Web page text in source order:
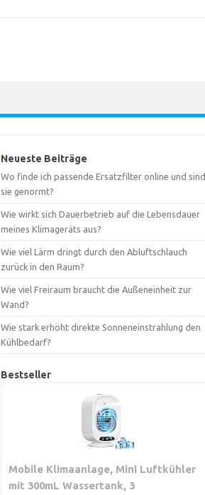
Neueste Beiträge
Wo finde ich passende Ersatzfilter online und sind
sie genormt?
Wie wirkt sich Dauerbetrieb auf die Lebensdauer
meines Klimageräts aus?
Wie viel Lärm dringt durch den Abluftschlauch
zurück in den Raum?
Wie viel Freiraum braucht die Außeneinheit zur
Wand?
Wie stark erhöht direkte Sonneneinstrahlung den
Kühlbedarf?
Bestseller
Mobile Klimaanlage, Mini Luftkühler
mit 300mL Wassertank, 3